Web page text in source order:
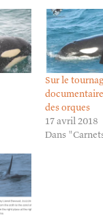
Sur le
des orques
17 avril 2018
Dans